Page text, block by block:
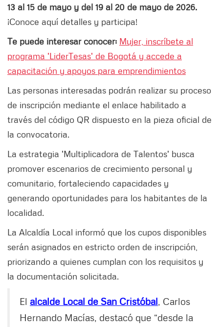
13 al 15 de mayo y del 19 al 20 de mayo de 2026.
¡Conoce aquí detalles y participa!
Te puede interesar conocer: Mujer, inscríbete al
programa 'LiderTesas' de Bogotá y accede a
capacitación y apoyos para emprendimientos
Las personas interesadas podrán realizar su proceso
de inscripción mediante el enlace habilitado a
través del código QR dispuesto en la pieza oficial de
la convocatoria.
La estrategia 'Multiplicadora de Talentos' busca
promover escenarios de crecimiento personal y
comunitario, fortaleciendo capacidades y
generando oportunidades para los habitantes de la
localidad.
La Alcaldía Local informó que los cupos disponibles
serán asignados en estricto orden de inscripción,
priorizando a quienes cumplan con los requisitos y
la documentación solicitada.
El alcalde Local de San Cristóbal, Carlos
Hernando Macías, destacó que “desde la